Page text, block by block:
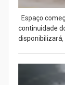
Espaço
continuidade
disponibilizará,